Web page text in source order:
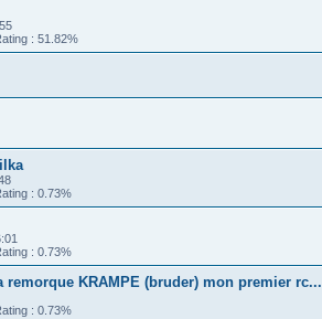
: 51.82%
: 0.73%
: 0.73%
remorque KRAMPE (bruder) mon premier rc...
: 0.73%